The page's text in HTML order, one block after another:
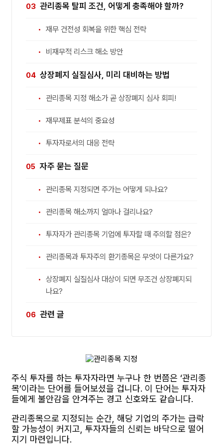
관리종목 탈피 조건, 어떻게 충족해야 할까?
재무 건전성 회복을 위한 핵심 전략
비재무적 리스크 해소 방안
상장폐지 실질심사, 미리 대비하는 방법
관리종목 지정 해소가 곧 상장폐지 심사 회피!
재무제표 분석의 중요성
투자자로서의 대응 전략
자주 묻는 질문
관리종목 지정되면 주가는 어떻게 되나요?
관리종목 해소까지 얼마나 걸리나요?
투자자가 관리종목 기업에 투자할 때 주의할 점은?
관리종목과 투자주의 환기종목은 무엇이 다른가요?
상장폐지 실질심사 대상이 되면 무조건 상장폐지되
나요?
관련 글
주식 투자를 하는 투자자라면 누구나 한 번쯤은 ‘관리종
목’이라는 단어를 들어보셨을 겁니다. 이 단어는 투자자
들에게 불안감을 안겨주는 경고 신호와도 같습니다.
관리종목으로 지정되는 순간, 해당 기업의 주가는 급락
할 가능성이 커지고, 투자자들의 신뢰는 바닥으로 떨어
지기 마련입니다.